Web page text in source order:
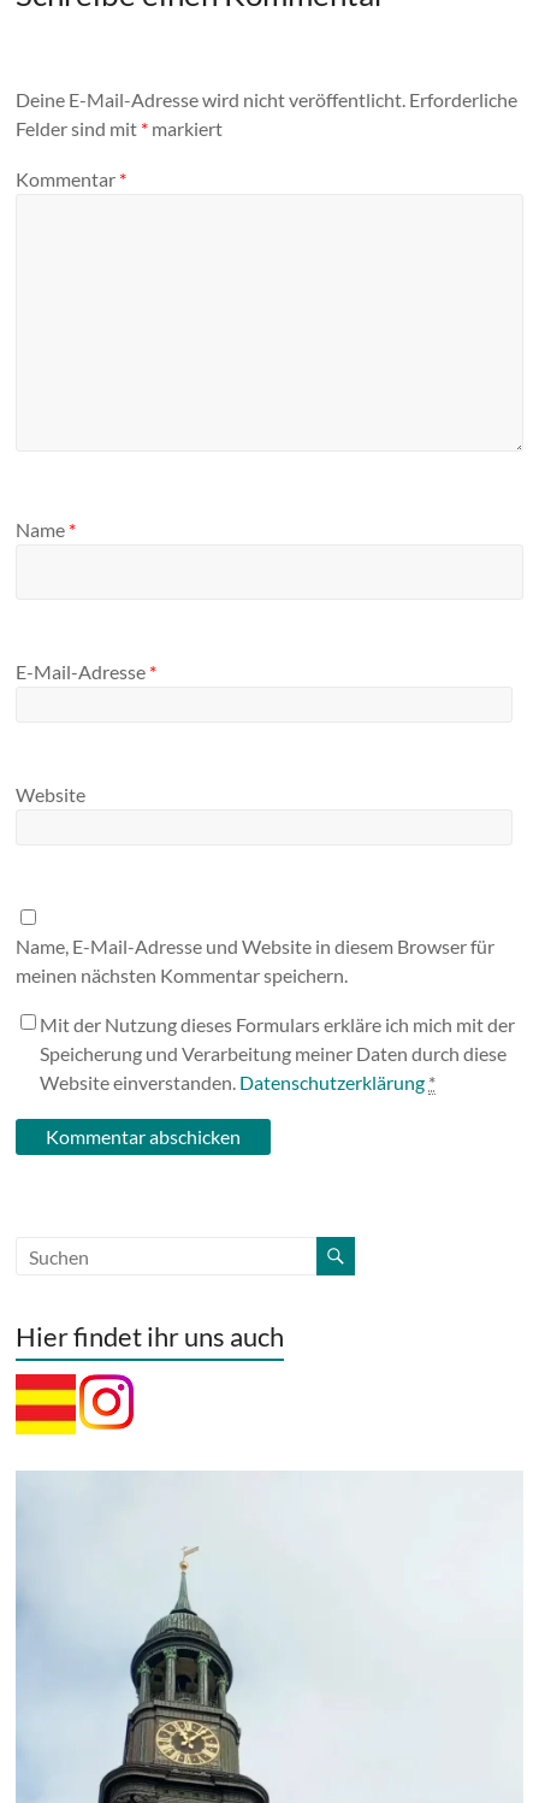
Deine E-Mail-Adresse wird nicht veröffentlicht. Erforderliche
Felder sind mit * markiert
Kommentar *
Name *
E-Mail-Adresse *
Website
Name, E-Mail-Adresse und Website in diesem Browser für
meinen nächsten Kommentar speichern.
Mit der Nutzung dieses Formulars erkläre ich mich mit der
Speicherung und Verarbeitung meiner Daten durch diese
Website einverstanden. Datenschutzerklärung *
Hier findet ihr uns auch